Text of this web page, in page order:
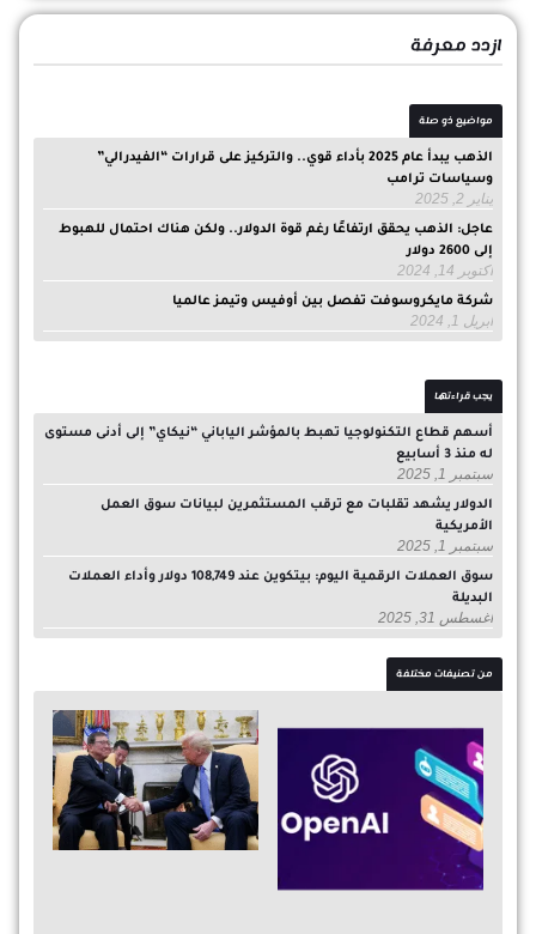
ازدد معرفة
مواضيع ذو صلة
الذهب يبدأ عام 2025 بأداء قوي.. والتركيز على قرارات “الفيدرالي”
وسياسات ترامب
يناير 2, 2025
عاجل: الذهب يحقق ارتفاعًا رغم قوة الدولار.. ولكن هناك احتمال للهبوط
إلى 2600 دولار
أكتوبر 14, 2024
شركة مايكروسوفت تفصل بين أوفيس وتيمز عالميا
أبريل 1, 2024
يجب قراءتها
أسهم قطاع التكنولوجيا تهبط بالمؤشر الياباني “نيكاي” إلى أدنى مستوى
له منذ 3 أسابيع
سبتمبر 1, 2025
الدولار يشهد تقلبات مع ترقب المستثمرين لبيانات سوق العمل
الأمريكية
سبتمبر 1, 2025
سوق العملات الرقمية اليوم: بيتكوين عند 108,749 دولار وأداء العملات
البديلة
أغسطس 31, 2025
من تصنيفات مختلفة